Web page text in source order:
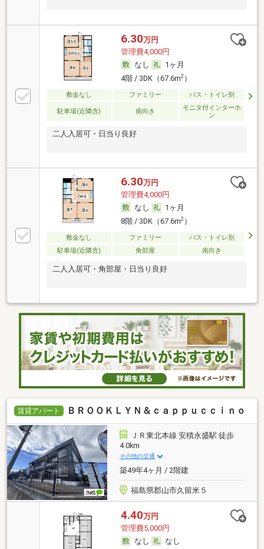
6.30万円
管理費4,000円
なし
1ヶ月
4階 / 3DK（67.6m2）
敷金なし ファミリー バス・トイレ別
駐車場(近隣含) 南向き
モニタ付インターホ
ン
二人入居可・日当り良好
6.30万円
管理費4,000円
なし
1ヶ月
8階 / 3DK（67.6m2）
敷金なし ファミリー
バス・トイレ別
駐車場(近隣含)
角部屋 南向き
二人入居可・角部屋・日当り良好
賃貸アパート ＢＲＯＯＫＬＹＮ＆ｃａｐｐｕｃｃｉｎｏ
ＪＲ東北本線 安積永盛駅 徒歩
4.0km
その他の交通
築49年4ヶ月 / 2階建
福島県郡山市久留米５
4.40万円
管理費5,000円
なし
なし